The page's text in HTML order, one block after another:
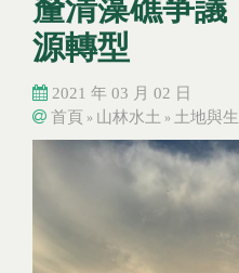
源轉型
2021 年 03 月 02 日
您在這裡
首頁 » 山林水土 » 土地與
您在這裡